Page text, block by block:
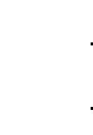
Общие обзоры